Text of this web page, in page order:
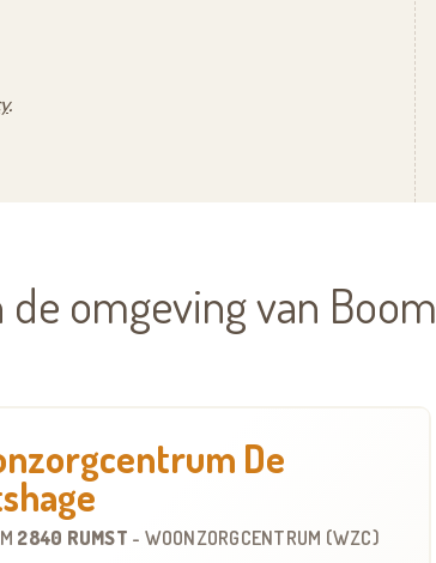
.
omgeving van Boom
De
2840 RUMST - WOONZORGCENTRUM (WZC)